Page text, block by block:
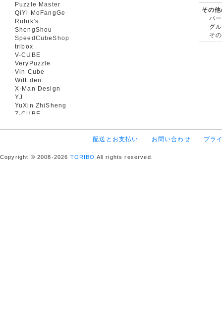
Puzzle Master
QiYi MoFangGe
Rubik's
ShengShou
SpeedCubeShop
tribox
V-CUBE
VeryPuzzle
Vin Cube
WitEden
X-Man Design
YJ
YuXin ZhiSheng
Z-CUBE
その
パ
グ
そ
配送とお支払い お問い合わせ プラ
Copyright © 2008-2026 TORIBO All rights reserved.